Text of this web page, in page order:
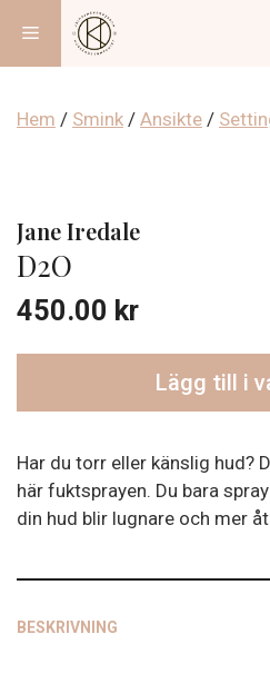
innehåll
Meny
Hem / Smink / Ansikte /
Jane Iredale
D2O
450.00 kr
Lägg till i
Har du torr eller känslig hud?
här fuktsprayen. Du bara
din hud blir lugnare och mer
BESKRIVNING